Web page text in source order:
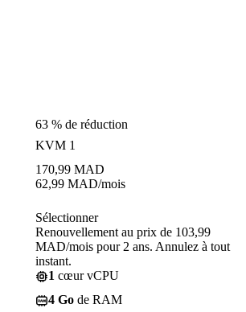
63 % de réduction
KVM 1
170,99 MAD
62,99 MAD/mois
Sélectionner
Renouvellement au prix de 103,99
MAD/mois pour 2 ans. Annulez à tout
instant.
1 cœur vCPU
4 Go de RAM